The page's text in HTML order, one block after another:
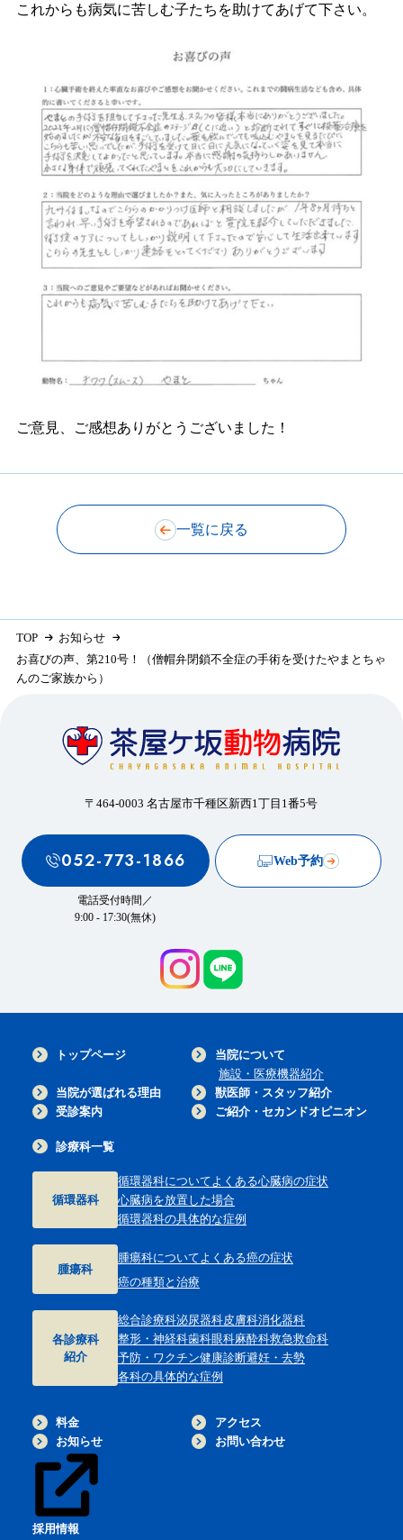
これからも病気に苦しむ子たちを助けてあげて下さい。
ご意見、ご感想ありがとうございました！
一覧に戻る
TOP
お知らせ
お喜びの声、第210号！（僧帽弁閉鎖不全症の手術を受けたやまとちゃ
んのご家族から）
〒464-0003 名古屋市千種区新西1丁目1番5号
052-773-1866
電話受付時間／
9:00 - 17:30(無休)
Web予約
トップページ
当院について
施設・医療機器紹介
当院が選ばれる理由
獣医師・スタッフ紹介
受診案内
ご紹介・セカンドオピニオン
診療科一覧
循環器科
循環器科についてよくある心臓病の症状
心臓病を放置した場合
循環器科の具体的な症例
腫瘍科
腫瘍科について よくある癌の症状
癌の種類と治療
各診療科
紹介
総合診療科泌尿器科皮膚科消化器科
整形・神経科歯科眼科麻酔科救急救命科
予防・ワクチン健康診断避妊・去勢
各科の具体的な症例
料金
アクセス
お知らせ
お問い合わせ
採用情報